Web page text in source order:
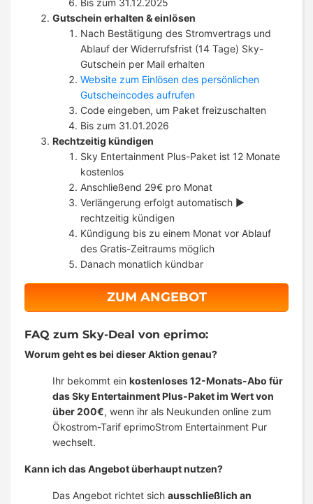
Bis zum 31.12.2025
Gutschein erhalten & einlösen
Nach Bestätigung des Stromvertrags und
Ablauf der Widerrufsfrist (14 Tage) Sky-
Gutschein per Mail erhalten
Website zum Einlösen des persönlichen
Gutscheincodes aufrufen
Code eingeben, um Paket freizuschalten
Bis zum 31.01.2026
Rechtzeitig kündigen
Sky Entertainment Plus-Paket ist 12 Monate
kostenlos
Anschließend 29€ pro Monat
Verlängerung erfolgt automatisch ►
rechtzeitig kündigen
Kündigung bis zu einem Monat vor Ablauf
des Gratis-Zeitraums möglich
Danach monatlich kündbar
ZUM ANGEBOT
FAQ zum Sky-Deal von eprimo:
Worum geht es bei dieser Aktion genau?
Ihr bekommt ein kostenloses 12-Monats-Abo für
das Sky Entertainment Plus-Paket im Wert von
über 200€, wenn ihr als Neukunden online zum
Ökostrom-Tarif eprimoStrom Entertainment Pur
wechselt.
Kann ich das Angebot überhaupt nutzen?
Das Angebot richtet sich ausschließlich an